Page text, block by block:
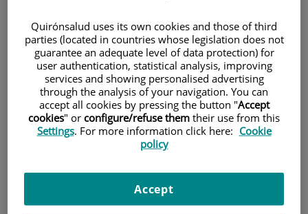
Cuáles son las causas de las enfermedades
cardiovasculares?
Las enfermedades cardiovasculares, como el infarto de
miocardio o el infarto cerebral, son la primera causa de
mortalidad en el mundo y su tendencia es creciente. Desde
hace más de 60 años, con los primeros estudios
epidemiológicos, conocemos bien el efecto que tienen
infarto o un ictus. Estos factores son los conocidos como
Factores de Riesgo Cardiovascular, y son el tabaco, la falta
Quirónsalud uses its own cookies and those of third
parties (located in countries whose legislation does not
guarantee an adequate level of data protection) for
user authentication, statistical analysis, improving
services and showing personalised advertising
through the analysis of your navigation. You can
accept all cookies by pressing the button "Accept
cookies" or configure/refuse them their use from this
Settings. For more information click here: Cookie
policy
Accept